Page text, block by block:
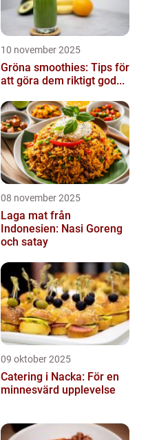
10 november 2025
Gröna smoothies: Tips för
att göra dem riktigt god...
08 november 2025
Laga mat från
Indonesien: Nasi Goreng
och satay
09 oktober 2025
Catering i Nacka: För en
minnesvärd upplevelse